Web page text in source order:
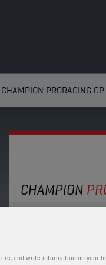
CHAMPION PRORACING
CHAMPION
4T
and write information on your